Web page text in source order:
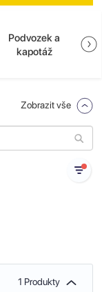
Podvozek a
kapotáž
Zobrazit vše
1 Produkty